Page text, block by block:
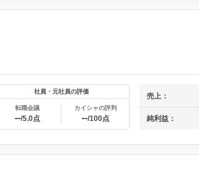
社員・元社員の評価
転職会議
--/5.0点
カイシャの評判
--/100点
売上：
純利益：